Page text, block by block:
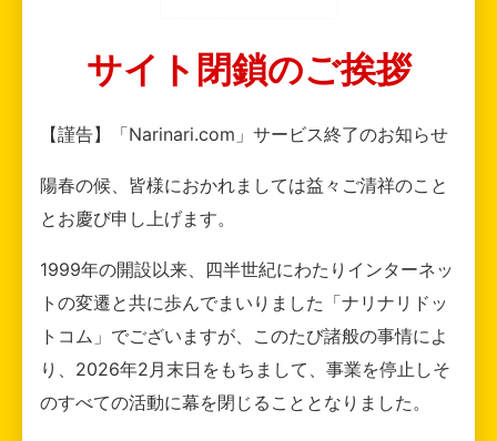
サイト閉鎖のご挨拶
【謹告】「Narinari.com」サービス終了のお知らせ
陽春の候、皆様におかれましては益々ご清祥のこと
とお慶び申し上げます。
1999年の開設以来、四半世紀にわたりインターネッ
トの変遷と共に歩んでまいりました「ナリナリドッ
トコム」でございますが、このたび諸般の事情によ
り、2026年2月末日をもちまして、事業を停止しそ
のすべての活動に幕を閉じることとなりました。